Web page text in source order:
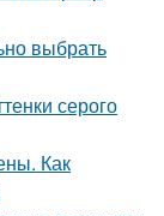
выбрать
серого
Как